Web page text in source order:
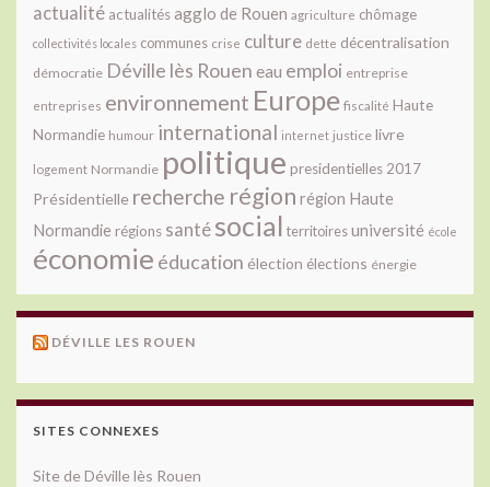
actualité actualitésagglo de Rouen agriculture chômage
collectivités locales communes crise culture dette décentralisation
démocratie Déville lès Rouen eau emploi entreprise
entreprises environnement Europe fiscalité Haute
Normandie humour international internet justice livre
logement Normandie politique presidentielles 2017
Présidentielle recherche région région Haute
Normandie régions santésocial territoiresuniversité école
économie éducation élection élections énergie
DÉVILLE LES ROUEN
SITES CONNEXES
Site de Déville lès Rouen